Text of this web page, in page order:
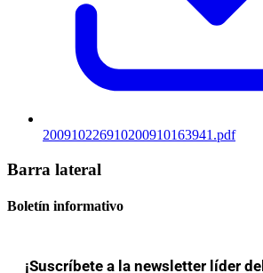
200910226910200910163941.pdf
Barra lateral
Boletín informativo
¡Suscríbete a la newsletter líder